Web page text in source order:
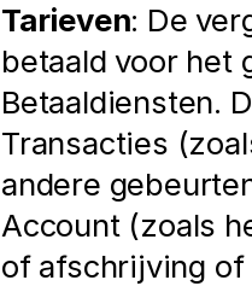
Tarieven: De
betaald voor het
Betaaldiensten.
Transacties
andere
Account (zoals
of afschrijving of